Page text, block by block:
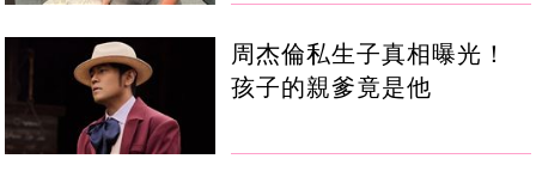
周杰倫私生子真相曝光！
孩子的親爹竟是他